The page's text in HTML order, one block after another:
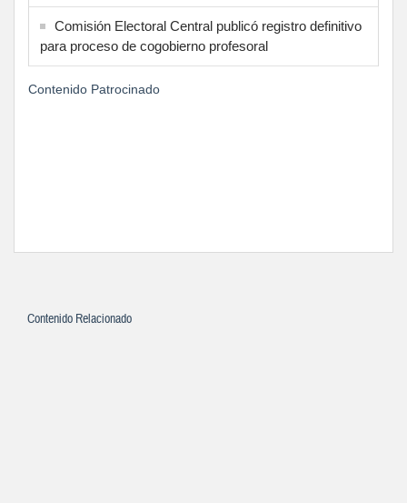
Comisión Electoral Central publicó registro definitivo
para proceso de cogobierno profesoral
Contenido Patrocinado
Contenido Relacionado